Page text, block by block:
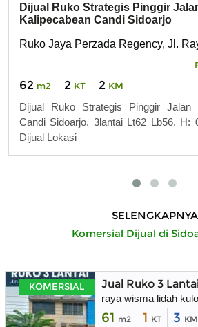
Dijual Ruko Strategis Pinggir
Kalipecabean Candi Sidoarjo
Ruko Jaya Perzada Regency, Jl.
62 m2 2 KT 2 KM
Dijual Ruko Strategis Pinggir Jalan
Candi Sidoarjo. 3lantai Lt62 Lb56. H:
Dijual Lokasi
SELENGKAPNYA
Komersial Dijual di
KOMERSIAL Jual Ruko 3
raya wisma lidah
61 m2 1 KT 3 KM